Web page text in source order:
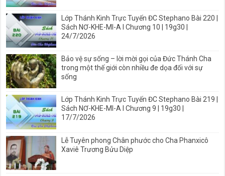
Lớp Thánh Kinh Trực Tuyến ĐC Stephano Bài 220 |
Sách NƠ-KHE-MI-A I Chương 10 | 19g30 |
24/7/2026
Bảo vệ sự sống – lời mời gọi của Đức Thánh Cha
trong một thế giới còn nhiều đe dọa đối với sự
sống
Lớp Thánh Kinh Trực Tuyến ĐC Stephano Bài 219 |
Sách NƠ-KHE-MI-A I Chương 9 | 19g30 |
17/7/2026
Lễ Tuyên phong Chân phước cho Cha Phanxicô
Xaviê Trương Bửu Diệp